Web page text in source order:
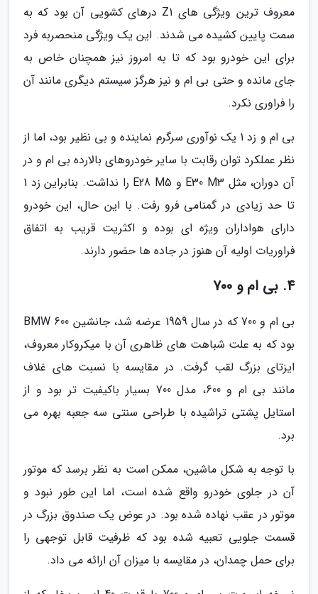
معروف ترین ویژگی های Z1 درهای کشویی آن بود که به
سمت پایین کشیده می شدند. این یک ویژگی منحصربه فرد
برای این خودرو بود که تا به امروز نیز همچنان خاص به
جای مانده و حتی بی ام و نیز هرگز سیستم دیگری مانند آن
را فراوری نکرد.
بی ام و زد 1 یک نوآوری سرگرم نماینده و بی نظیر بود، اما از
نظر عملکرد توان رقابت با سایر خودروهای بالارده بی ام و در
آن دوران، مثل E30 M3 و E28 M5 را نداشت. بنابراین زد 1
تا حد زیادی در گمنامی فرو رفت. با این حال، این خودرو
دارای هواداران ویژه ای بوده و اکثریت قریب به اتفاق
فراوریات اولیه آن هنوز در جاده ها حضور دارند.
4. بی ام و 700
بی ام و 700 که در سال 1959 عرضه شد، جانشین BMW 600
بود که به علت شباهت های ظاهری آن با میکروکار معروف،
ایزتای بزرگ لقب گرفت. در مقایسه با نسبت های غلاف
مانند بی ام و 600، مدل 700 بسیار باکیفیت تر بود و از
استایل پشتی تراشیده با طراحی سنتی سه جعبه بهره می
برد.
با توجه به شکل ماشین، ممکن است به نظر برسد که موتور
آن در جلوی خودرو واقع شده است، اما این طور نبود و
موتور در عقب نهاده شده بود. در عوض یک صندوق بزرگ در
قسمت جلویی تعبیه شده بود که ظرفیت قابل توجهی را
برای حمل چمدان، در مقایسه با میزان آن ارائه می داد.